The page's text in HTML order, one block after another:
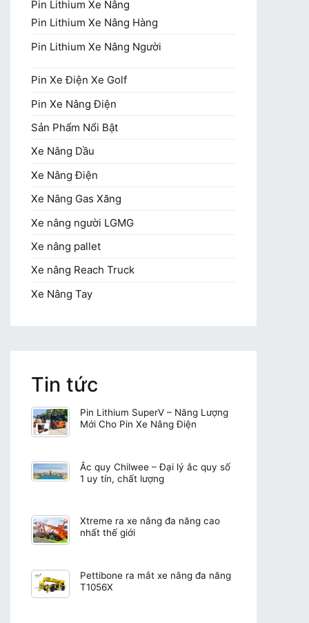
Pin Lithium Xe Nâng
Pin Lithium Xe Nâng Hàng
Pin Lithium Xe Nâng Người
Pin Xe Điện Xe Golf
Pin Xe Nâng Điện
Sản Phẩm Nổi Bật
Xe Nâng Dầu
Xe Nâng Điện
Xe Nâng Gas Xăng
Xe nâng người LGMG
Xe nâng pallet
Xe nâng Reach Truck
Xe Nâng Tay
Tin tức
Pin Lithium SuperV – Năng Lượng
Mới Cho Pin Xe Nâng Điện
Ắc quy Chilwee – Đại lý ắc quy số
1 uy tín, chất lượng
Xtreme ra xe nâng đa năng cao
nhất thế giới
Pettibone ra mắt xe nâng đa năng
T1056X